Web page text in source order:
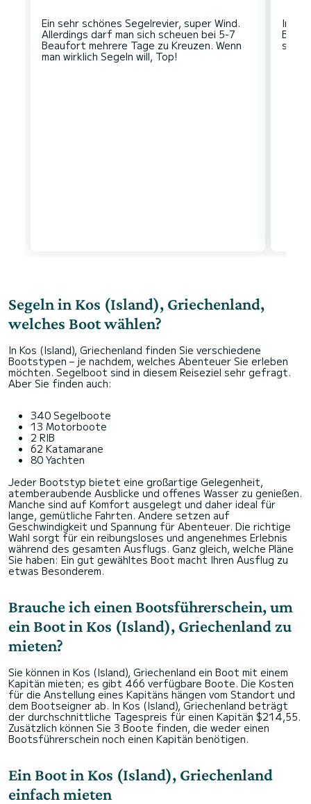
Ein sehr schönes Segelrevier, super Wind.
Allerdings darf man sich scheuen bei 5-7
Beaufort mehrere Tage zu Kreuzen. Wenn
In
Segeln in Kos (Island), Griechenland,
welches Boot wählen?
In Kos (Island), Griechenland finden Sie verschiedene
Bootstypen – je nachdem, welches Abenteuer Sie erleben
möchten. Segelboot sind in diesem Reiseziel sehr gefragt.
Aber Sie finden auch:
340 Segelboote
13 Motorboote
2 RIB
62 Katamarane
80 Yachten
Jeder Bootstyp bietet eine großartige Gelegenheit,
atemberaubende Ausblicke und offenes Wasser zu genießen.
Manche sind auf Komfort ausgelegt und daher ideal für
lange, gemütliche Fahrten. Andere setzen auf
Geschwindigkeit und Spannung für Abenteuer. Die richtige
Wahl sorgt für ein reibungsloses und angenehmes Erlebnis
während des gesamten Ausflugs. Ganz gleich, welche Pläne
Sie haben: Ein gut gewähltes Boot macht Ihren Ausflug zu
etwas Besonderem.
Brauche ich einen Bootsführerschein, um
ein Boot in Kos (Island), Griechenland zu
mieten?
Sie können in Kos (Island), Griechenland ein Boot mit einem
Kapitän mieten; es gibt 466 verfügbare Boote. Die Kosten
für die Anstellung eines Kapitäns hängen vom Standort und
dem Bootseigner ab. In Kos (Island), Griechenland beträgt
der durchschnittliche Tagespreis für einen Kapitän $214,55.
Zusätzlich können Sie 3 Boote finden, die weder einen
Bootsführerschein noch einen Kapitän benötigen.
Ein Boot in Kos (Island), Griechenland
einfach mieten